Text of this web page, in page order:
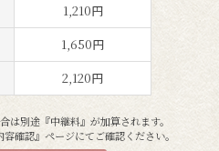
1,210円
1,650円
2,120円
は別途『中継料』が加算されます。
確認』ページにてご確認ください。